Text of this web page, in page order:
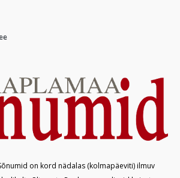
on kord nädalas (kolmapäeviti) ilmuv